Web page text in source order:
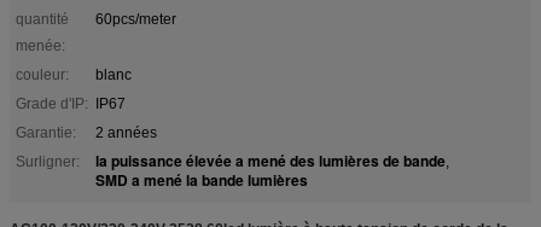
quantité
menée:
60pcs/meter
couleur:
blanc
Grade d'IP: IP67
Garantie:
2 années
Surligner:
la puissance élevée a mené des lumières de bande,
SMD a mené la bande lumières